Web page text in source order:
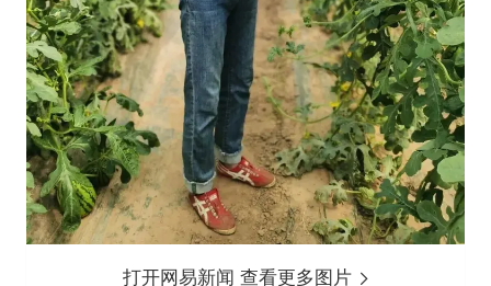
打开网易新闻 查看更多图片